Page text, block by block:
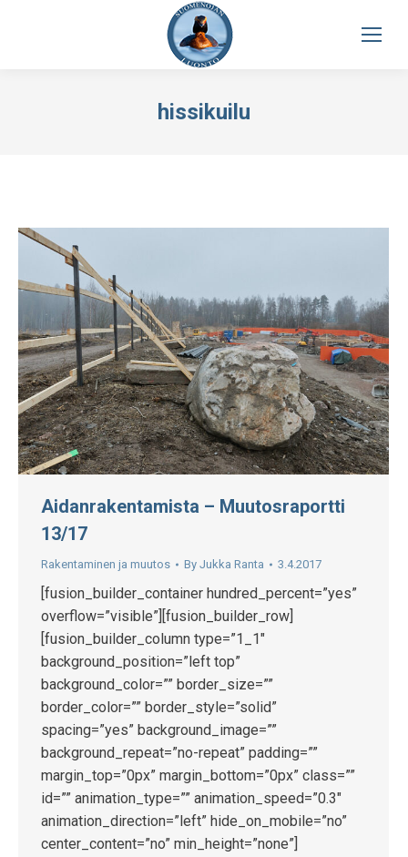
hissikuilu
Aidanrakentamista – Muutosraportti
13/17
Rakentaminen ja muutos By Jukka Ranta 3.4.2017
[fusion_builder_container hundred_percent=”yes”
overflow=”visible”][fusion_builder_row]
[fusion_builder_column type=”1_1″
background_position=”left top”
background_color=”” border_size=””
border_color=”” border_style=”solid”
spacing=”yes” background_image=””
background_repeat=”no-repeat” padding=””
margin_top=”0px” margin_bottom=”0px” class=””
id=”” animation_type=”” animation_speed=”0.3″
animation_direction=”left” hide_on_mobile=”no”
center_content=”no” min_height=”none”]